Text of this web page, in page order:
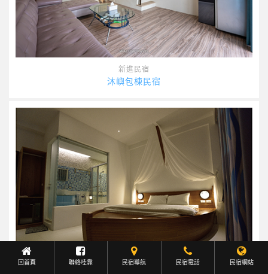
新進民宿
沐嶼包棟民宿
回首頁 聯絡哇靠 民宿導航 民宿電話 民宿網站
Facebook聯繫